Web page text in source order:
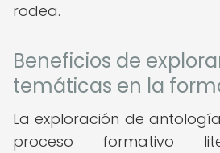
rodea.
Beneficios de
temáticas en la
La exploración de
proceso formativo